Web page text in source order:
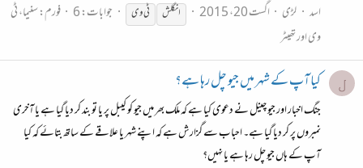
اسد لڑی اگست 20، 2015 انگلش ٹیوی جوابات: 6 فورم:سنیما، ٹی
وی اور تھیٹر
ل کیا آپ کے شہر میں جیو چل رہا ہے؟
جنگ اخبار اور جیو چینل نے دعوی کیا ہے کہ ملک بھر میں جیو کو کیبل پر یا تو بند کر دیا گیا ہے یا آخری
نمبروں پر کر دیا گیا ہے۔ احباب سے گزارش ہے کہ اپنے شہر یا علاقے کے ساتھ بتائے کہ کیا
آپ کے ہاں جیو چل رہا ہے یا نہیں؟